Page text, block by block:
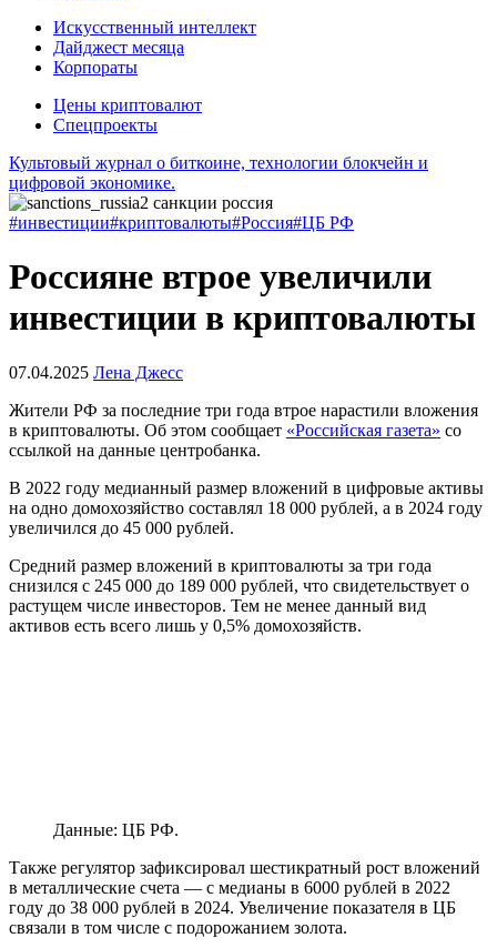
Искусственный интеллект
Дайджест месяца
Корпораты
Цены криптовалют
Спецпроекты
Культовый журнал о биткоине, технологии блокчейн и
цифровой экономике.
#инвестиции#криптовалюты#Россия#ЦБ РФ
Россияне втрое увеличили
инвестиции в криптовалюты
07.04.2025 Лена Джесс
Жители РФ за последние три года втрое нарастили вложения
в криптовалюты. Об этом сообщает «Российская газета» со
ссылкой на данные центробанка.
В 2022 году медианный размер вложений в цифровые активы
на одно домохозяйство составлял 18 000 рублей, а в 2024 году
увеличился до 45 000 рублей.
Средний размер вложений в криптовалюты за три года
снизился с 245 000 до 189 000 рублей, что свидетельствует о
растущем числе инвесторов. Тем не менее данный вид
активов есть всего лишь у 0,5% домохозяйств.
Данные: ЦБ РФ.
Также регулятор зафиксировал шестикратный рост вложений
в металлические счета — с медианы в 6000 рублей в 2022
году до 38 000 рублей в 2024. Увеличение показателя в ЦБ
связали в том числе с подорожанием золота.